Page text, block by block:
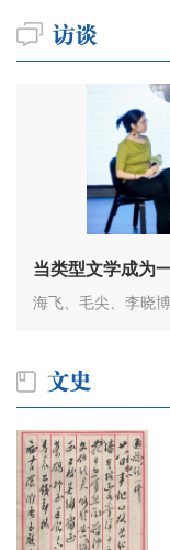
当类型文学成为
海飞、毛尖、李晓